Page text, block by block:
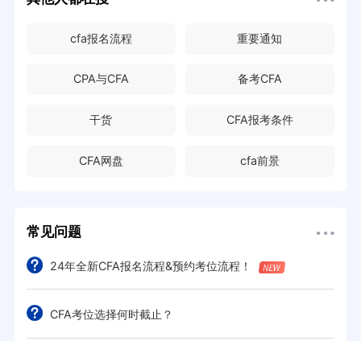
cfa报名流程 重要通知
CPA与CFA 备考CFA
干货 CFA报考条件
CFA网盘 cfa前景
常见问题
24年全新CFA报名流程&预约考位流程！
CFA考位选择何时截止？